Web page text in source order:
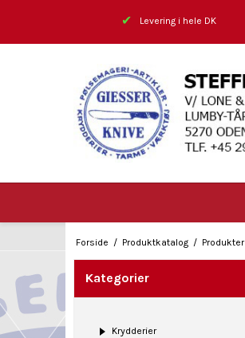
Forside / Produktkatalog / Produkter
✔ Levering i hele DK
Kategorier
Krydderier